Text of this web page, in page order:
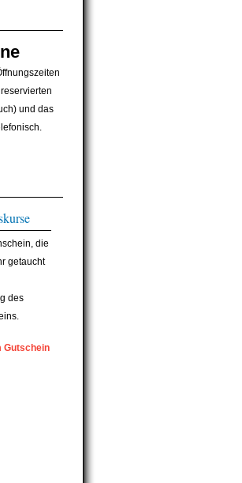
und das
die
getaucht
des
Gutschein